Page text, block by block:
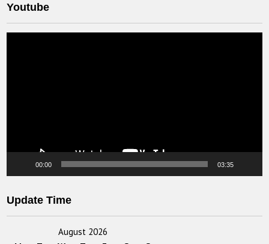
Youtube
00:00 03:35
Update Time
August 2026